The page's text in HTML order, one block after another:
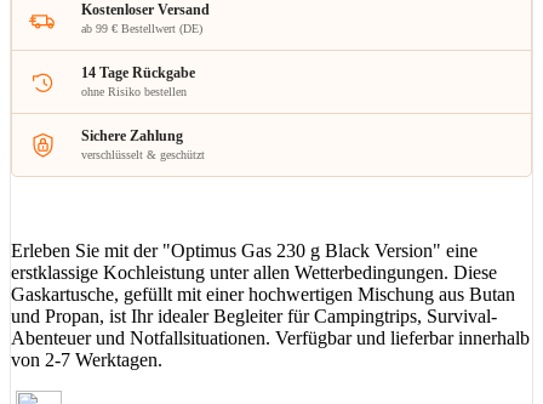
Kostenloser Versand
ab 99 € Bestellwert (DE)
14 Tage Rückgabe
ohne Risiko bestellen
Sichere Zahlung
verschlüsselt & geschützt
Erleben Sie mit der "Optimus Gas 230 g Black Version" eine
erstklassige Kochleistung unter allen Wetterbedingungen. Diese
Gaskartusche, gefüllt mit einer hochwertigen Mischung aus Butan
und Propan, ist Ihr idealer Begleiter für Campingtrips, Survival-
Abenteuer und Notfallsituationen. Verfügbar und lieferbar innerhalb
von 2-7 Werktagen.